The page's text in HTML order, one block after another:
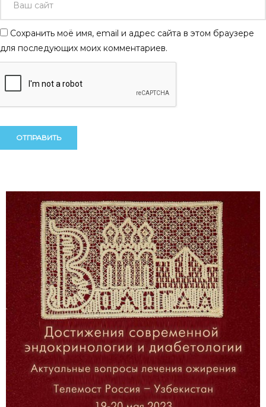
Сохранить моё имя, email и адрес сайта в этом браузере
для последующих моих комментариев.